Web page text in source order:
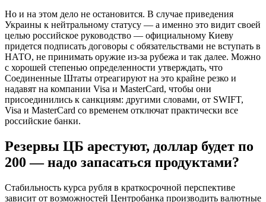
Но и на этом дело не остановится. В случае приведения
Украины к нейтральному статусу — а именно это видит своей
целью российское руководство — официальному Киеву
придется подписать договоры с обязательствами не вступать в
НАТО, не принимать оружие из-за рубежа и так далее. Можно
с хорошей степенью определенности утверждать, что
Соединенные Штаты отреагируют на это крайне резко и
надавят на компании Visa и MasterСard, чтобы они
присоединились к санкциям: другими словами, от SWIFT,
Visa и MasterCard со временем отключат практически все
российские банки.
Резервы ЦБ арестуют, доллар будет по
200 — надо запасаться продуктами?
Стабильность курса рубля в краткосрочной перспективе
зависит от возможностей Центробанка производить валютные